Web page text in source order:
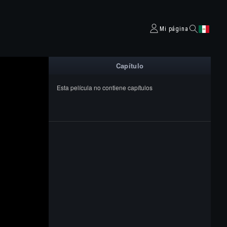
Mi página
Capítulo
Esta película no contiene capítulos